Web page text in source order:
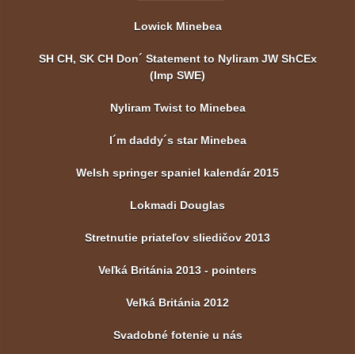
Lowick Minebea
SH CH, SK CH Don´ Statement to Nyliram JW ShCEx
(Imp SWE)
Nyliram Twist to Minebea
I´m daddy´s star Minebea
Welsh springer spaniel kalendár 2015
Lokmadi Douglas
Stretnutie priateľov sliedičov 2013
Veľká Británia 2013 - pointers
Veľká Británia 2012
Svadobné fotenie u nás